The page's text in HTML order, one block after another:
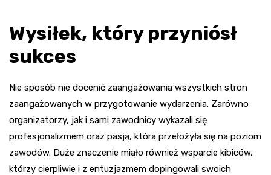
Wysiłek, który przyniósł
sukces
Nie sposób nie docenić zaangażowania wszystkich stron
zaangażowanych w przygotowanie wydarzenia. Zarówno
organizatorzy, jak i sami zawodnicy wykazali się
profesjonalizmem oraz pasją, która przełożyła się na poziom
zawodów. Duże znaczenie miało również wsparcie kibiców,
którzy cierpliwie i z entuzjazmem dopingowali swoich